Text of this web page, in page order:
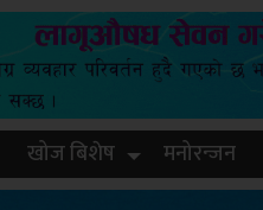
खोज बिशेष मनोरन्जन